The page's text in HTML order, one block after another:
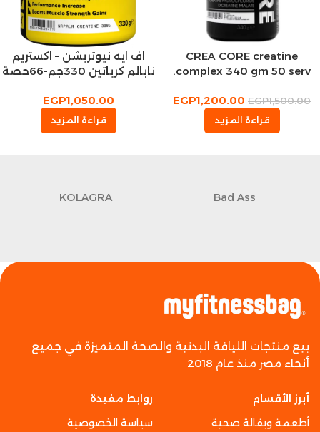
CREA CORE creatine
complex 340 gm 50 serv.
EGP1,500.00
EGP1,200.00
قراءة المزيد
اف ايه نيوتريشن – اكستريم
نابالم كرياتين 330جم-66حصة
EGP1,050.00
قراءة المزيد
Bad Ass
KOLAGRA
بيع منتجات اللياقة البدنية والصحة المتميزة في جميع
أنحاء مصر منذ عام 2018
أبرز الأقسام
أطعمة وبقالة صحية
روابط مفيدة
سياسة الخصوصية